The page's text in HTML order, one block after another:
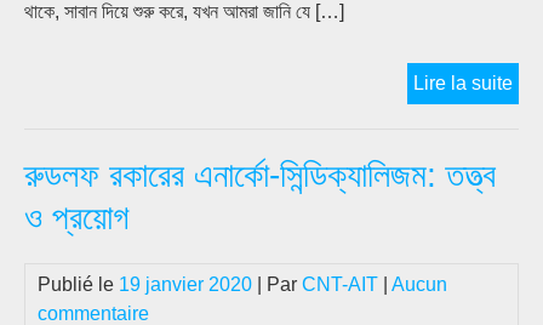
থাকে, সাবান দিয়ে শুরু করে, যখন আমরা জানি যে […]
Lire la suite
19
রুডলফ রকারের এনার্কো-সিন্ডিক্যালিজম: তত্ত্ব
ও প্রয়োগ
Publié le 19 janvier 2020 | Par CNT-AIT
Aucun
commentaire